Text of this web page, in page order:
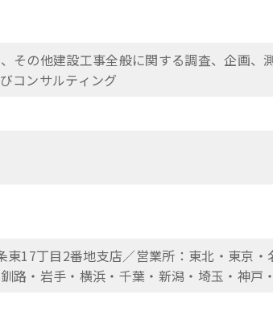
その他建設工事全般に関する調査、企画、
コンサルティング
東17丁目2番地支店／営業所：東北・東京
路・岩手・横浜・千葉・新潟・埼玉・神戸